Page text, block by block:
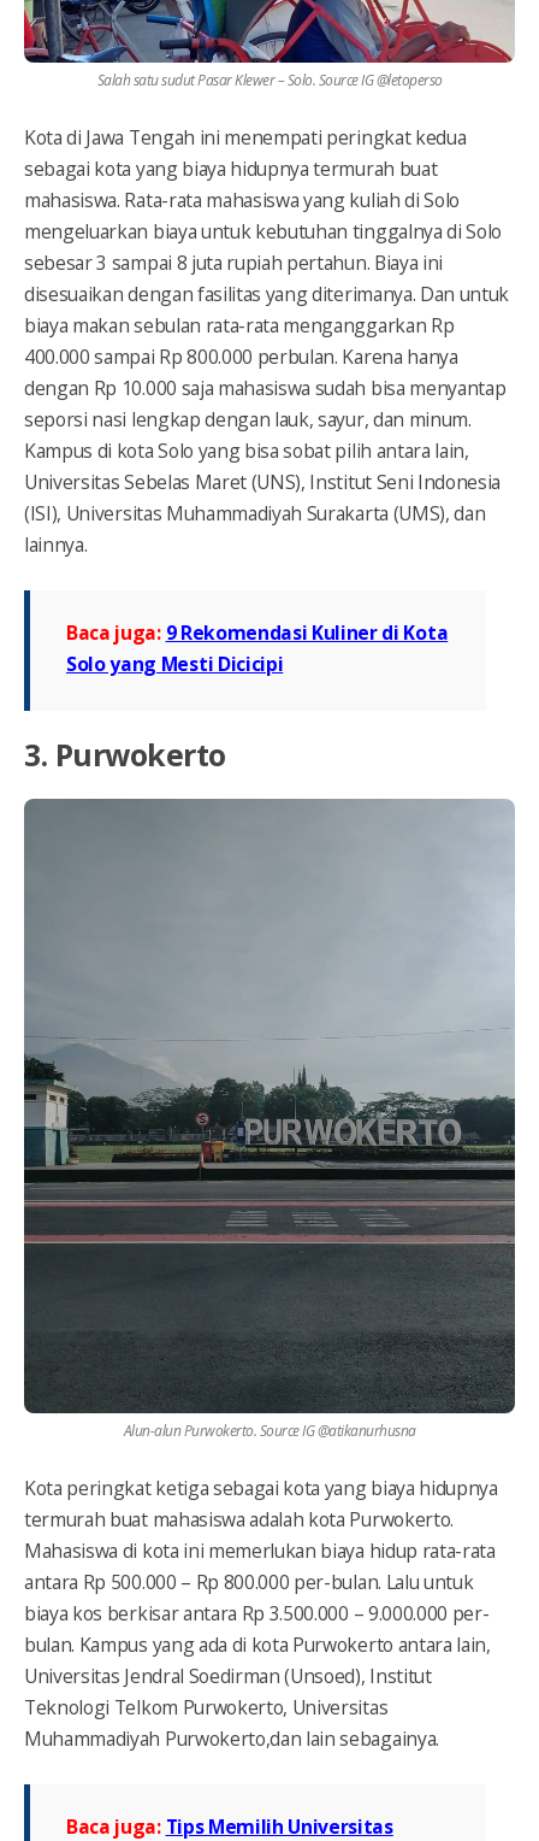
Salah satu sudut Pasar Klewer – Solo. Source IG @letoperso
Kota di Jawa Tengah ini menempati peringkat kedua
sebagai kota yang biaya hidupnya termurah buat
mahasiswa. Rata-rata mahasiswa yang kuliah di Solo
mengeluarkan biaya untuk kebutuhan tinggalnya di Solo
sebesar 3 sampai 8 juta rupiah pertahun. Biaya ini
disesuaikan dengan fasilitas yang diterimanya. Dan untuk
biaya makan sebulan rata-rata menganggarkan Rp
400.000 sampai Rp 800.000 perbulan. Karena hanya
dengan Rp 10.000 saja mahasiswa sudah bisa menyantap
seporsi nasi lengkap dengan lauk, sayur, dan minum.
Kampus di kota Solo yang bisa sobat pilih antara lain,
Universitas Sebelas Maret (UNS), Institut Seni Indonesia
(ISI), Universitas Muhammadiyah Surakarta (UMS), dan
lainnya.
Baca juga: 9 Rekomendasi Kuliner di Kota
Solo yang Mesti Dicicipi
3. Purwokerto
Alun-alun Purwokerto. Source IG @atikanurhusna
Kota peringkat ketiga sebagai kota yang biaya hidupnya
termurah buat mahasiswa adalah kota Purwokerto.
Mahasiswa di kota ini memerlukan biaya hidup rata-rata
antara Rp 500.000 – Rp 800.000 per-bulan. Lalu untuk
biaya kos berkisar antara Rp 3.500.000 – 9.000.000 per-
bulan. Kampus yang ada di kota Purwokerto antara lain,
Universitas Jendral Soedirman (Unsoed), Institut
Teknologi Telkom Purwokerto, Universitas
Muhammadiyah Purwokerto,dan lain sebagainya.
Baca juga: Tips Memilih Universitas